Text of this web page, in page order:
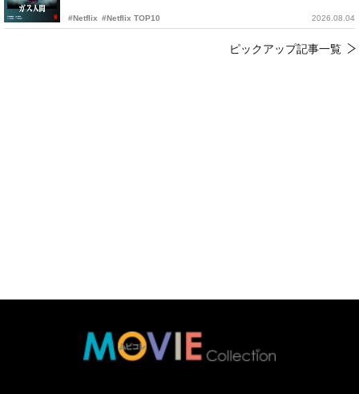
#Netflix #Netflix TOP10 2026.08.04
ピックアップ記事一覧